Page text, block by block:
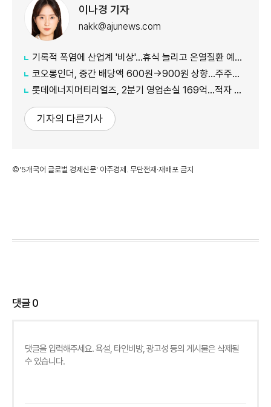
이나경 기자
nakk@ajunews.com
기록적 폭염에 산업계 '비상'…휴식 늘리고 온열질환 예방 총력
코오롱인더, 중간 배당액 600원→900원 상향...주주가치 제고 차원
롯데에너지머티리얼즈, 2분기 영업손실 169억...적자 지속
기자의 다른기사
©'5개국어 글로벌 경제신문' 아주경제. 무단전재·재배포 금지
댓글0